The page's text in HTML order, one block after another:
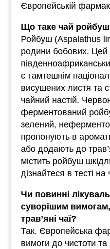
Європейській
Що таке чай
Ройбуш (Aspalathus
родини бобових. Цей
є тамтешнім
висушених листя та
чайний настій.
ферментований
зелений,
пропонують в
або додають до
містить ройбуш
дізнайтеся в тесті
Чи повинні
суворішим вимогам,
трав’яні чаї?
Так. Європейська
вимоги до чистоти та